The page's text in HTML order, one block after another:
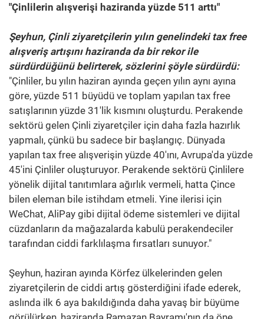
"Çinlilerin alışverişi haziranda yüzde 511 arttı"
Şeyhun, Çinli ziyaretçilerin yılın genelindeki tax free
alışveriş artışını haziranda da bir rekor ile
sürdürdüğünü belirterek, sözlerini şöyle sürdürdü:
"Çinliler, bu yılın haziran ayında geçen yılın aynı ayına
göre, yüzde 511 büyüdü ve toplam yapılan tax free
satışlarının yüzde 31'lik kısmını oluşturdu. Perakende
sektörü gelen Çinli ziyaretçiler için daha fazla hazırlık
yapmalı, çünkü bu sadece bir başlangıç. Dünyada
yapılan tax free alışverişin yüzde 40'ını, Avrupa'da yüzde
45'ini Çinliler oluşturuyor. Perakende sektörü Çinlilere
yönelik dijital tanıtımlara ağırlık vermeli, hatta Çince
bilen eleman bile istihdam etmeli. Yine ilerisi için
WeChat, AliPay gibi dijital ödeme sistemleri ve dijital
cüzdanların da mağazalarda kabulü perakendeciler
tarafından ciddi farklılaşma fırsatları sunuyor."
Şeyhun, haziran ayında Körfez ülkelerinden gelen
ziyaretçilerin de ciddi artış gösterdiğini ifade ederek,
aslında ilk 6 aya bakıldığında daha yavaş bir büyüme